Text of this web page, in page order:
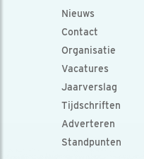
Nieuws
Contact
Organisatie
Vacatures
Jaarverslag
Tijdschriften
Adverteren
Standpunten